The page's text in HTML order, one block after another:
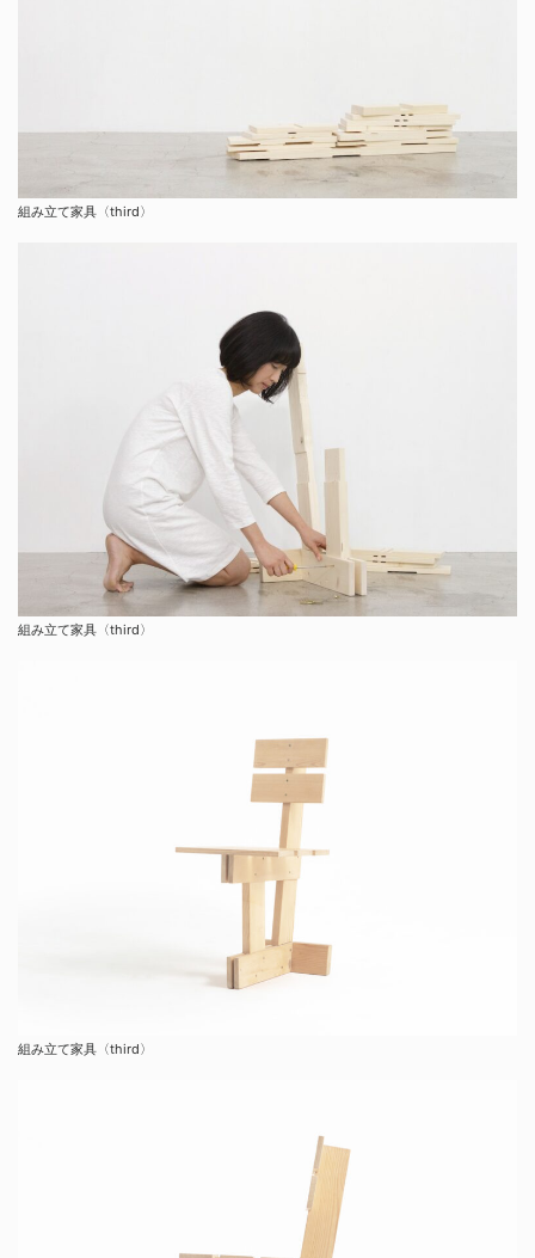
組み立て家具〈third〉
組み立て家具〈third〉
組み立て家具〈third〉